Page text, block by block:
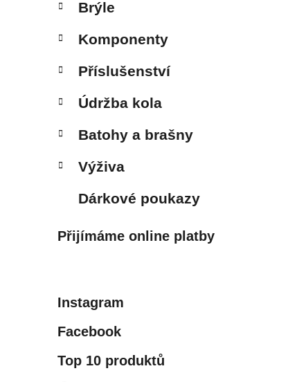
Brýle
Komponenty
Příslušenství
Údržba kola
Batohy a brašny
Výživa
Dárkové poukazy
Přijímáme online platby
Instagram
Facebook
Top 10 produktů